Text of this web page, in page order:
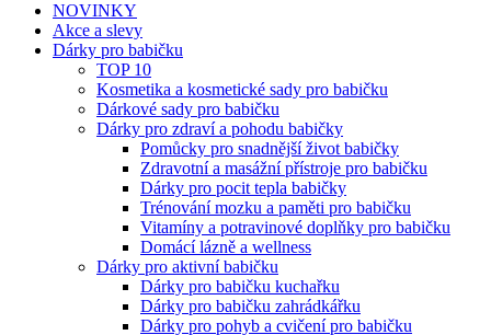
NOVINKY
Akce a slevy
Dárky pro babičku
TOP 10
Kosmetika a kosmetické sady pro babičku
Dárkové sady pro babičku
Dárky pro zdraví a pohodu babičky
Pomůcky pro snadnější život babičky
Zdravotní a masážní přístroje pro babičku
Dárky pro pocit tepla babičky
Trénování mozku a paměti pro babičku
Vitamíny a potravinové doplňky pro babičku
Domácí lázně a wellness
Dárky pro aktivní babičku
Dárky pro babičku kuchařku
Dárky pro babičku zahrádkářku
Dárky pro pohyb a cvičení pro babičku